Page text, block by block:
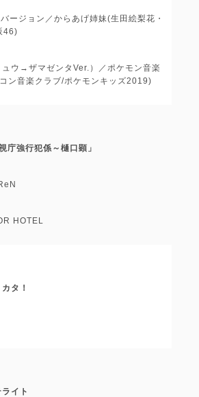
ージョン／からあげ姉妹(生田絵梨花・
46)
ウ→ザマゼンタVer.）／ポケモン音楽
ン音楽クラブ/ポケモンキッズ2019)
庁強行犯係～樋口顕」
HOTEL
タ！
イト